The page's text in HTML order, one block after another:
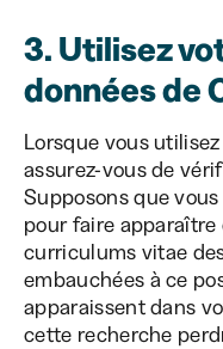
3. Utilisez
données de
Lorsque vous
assurez-vous de
Supposons que
pour faire apparaître
curriculums vitae
embauchées à ce
apparaissent dans
cette recherche